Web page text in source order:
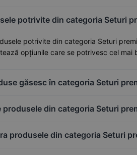
potrivite din categoria Seturi
potrivite din categoria Seturi
opțiunile care se potrivesc cel mai
găsesc în categoria Seturi
din categoria Seturi
produsele din categoria Seturi